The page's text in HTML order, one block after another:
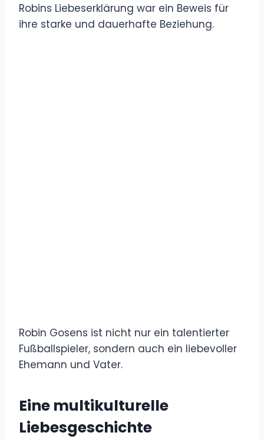
Robins Liebeserklärung war ein Beweis für
ihre starke und dauerhafte Beziehung.
Robin Gosens ist nicht nur ein talentierter
Fußballspieler, sondern auch ein liebevoller
Ehemann und Vater.
Eine multikulturelle
Liebesgeschichte